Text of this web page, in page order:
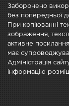
Заборонено
без попередньої
При копіюванні
зображення,
активне
має
Адміністрація
інформацію